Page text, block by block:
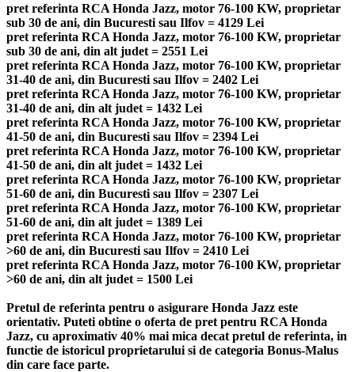
pret referinta RCA Honda Jazz, motor 76-100 KW, proprietar
sub 30 de ani, din Bucuresti sau Ilfov = 4129 Lei
pret referinta RCA Honda Jazz, motor 76-100 KW, proprietar
sub 30 de ani, din alt judet = 2551 Lei
pret referinta RCA Honda Jazz, motor 76-100 KW, proprietar
31-40 de ani, din Bucuresti sau Ilfov = 2402 Lei
pret referinta RCA Honda Jazz, motor 76-100 KW, proprietar
31-40 de ani, din alt judet = 1432 Lei
pret referinta RCA Honda Jazz, motor 76-100 KW, proprietar
41-50 de ani, din Bucuresti sau Ilfov = 2394 Lei
pret referinta RCA Honda Jazz, motor 76-100 KW, proprietar
41-50 de ani, din alt judet = 1432 Lei
pret referinta RCA Honda Jazz, motor 76-100 KW, proprietar
51-60 de ani, din Bucuresti sau Ilfov = 2307 Lei
pret referinta RCA Honda Jazz, motor 76-100 KW, proprietar
51-60 de ani, din alt judet = 1389 Lei
pret referinta RCA Honda Jazz, motor 76-100 KW, proprietar
>60 de ani, din Bucuresti sau Ilfov = 2410 Lei
pret referinta RCA Honda Jazz, motor 76-100 KW, proprietar
>60 de ani, din alt judet = 1500 Lei
Pretul de referinta pentru o asigurare Honda Jazz este
orientativ. Puteti obtine o oferta de pret pentru RCA Honda
Jazz, cu aproximativ 40% mai mica decat pretul de referinta, in
functie de istoricul proprietarului si de categoria Bonus-Malus
din care face parte.